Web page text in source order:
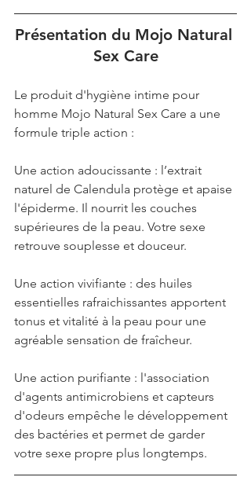
Présentation du Mojo Natural
Sex Care
Le produit d'hygiène intime pour
homme Mojo Natural Sex Care a une
formule triple action :
Une action adoucissante : l’extrait
naturel de Calendula protège et apaise
l'épiderme. Il nourrit les couches
supérieures de la peau. Votre sexe
retrouve souplesse et douceur.
Une action vivifiante : des huiles
essentielles rafraichissantes apportent
tonus et vitalité à la peau pour une
agréable sensation de fraîcheur.
Une action purifiante : l'association
d'agents antimicrobiens et capteurs
d'odeurs empêche le développement
des bactéries et permet de garder
votre sexe propre plus longtemps.